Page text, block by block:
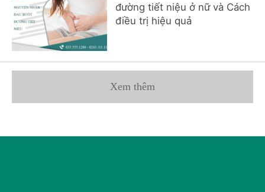
đường tiết niệu ở nữ và Cách
điều trị hiệu quả
Xem thêm